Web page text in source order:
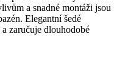
a snadné montáži jsou
Elegantní šedé
zaručuje dlouhodobé